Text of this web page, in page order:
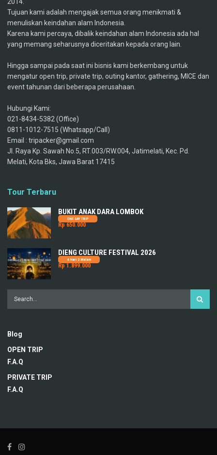
Tujuan kami adalah mengajak semua orang menikmati &
menuliskan keindahan alam Indonesia.
Karena kami percaya, dibalik keindahan alam Indonesia ada hal
yang memang seharusnya diceritakan kepada orang lain.
Hingga sampai pada saat ini bisnis kami berkembang untuk
mengatur open trip, private trip, outing kantor, gathering, MICE dan
event tahunan dari beberapa perusahaan.
Hubungi Kami:
021-8434-5382 (Office)
0811-1012-7515 (Whatsapp/Call)
Email : tripacker@gmail.com
Jl. Raya Kp. Sawah No.5, RT.003/RW.004, Jatimelati, Kec. Pd.
Melati, Kota Bks, Jawa Barat 17415
Tour Terbaru
BUKIT ANAK DARA LOMBOK
ONE DAY TRIP
Rp 650.000
DIENG CULTURE FESTIVAL 2026
4 Hari 2 Malam
Rp 1.899.000
Blog
OPEN TRIP
F.A.Q
PRIVATE TRIP
F.A.Q